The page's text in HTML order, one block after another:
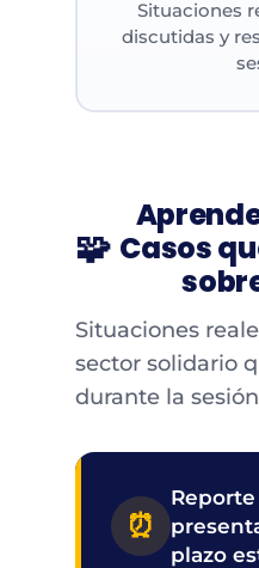
Situaciones
discutidas y
🧩 Casos
Situaciones
sector solidario
durante la
⏰
Reporte
plazo